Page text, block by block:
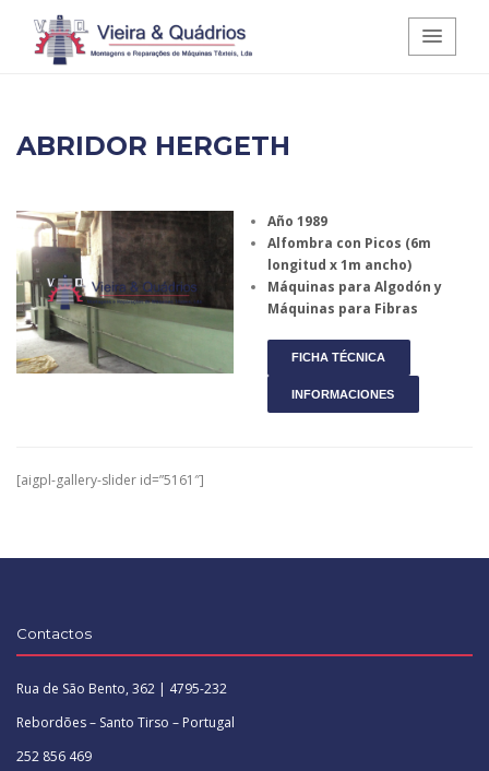
Vieira e Quádrios - Montagens e
Reparações de Máquinas Têxteis,
Lda.
ABRIDOR HERGETH
Año 1989
Alfombra con Picos (6m
longitud x 1m ancho)
Máquinas para Algodón y
Máquinas para Fibras
FICHA TÉCNICA
INFORMACIONES
[aigpl-gallery-slider id=”5161″]
Contactos
Rua de São Bento, 362 | 4795-232
Rebordões – Santo Tirso – Portugal
252 856 469